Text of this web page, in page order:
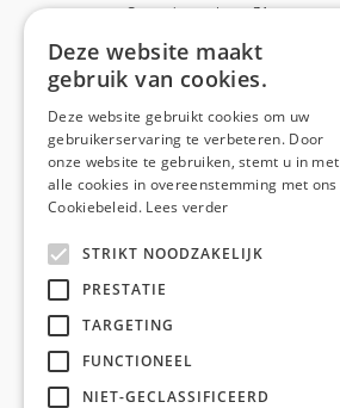
Capucienenlaan 31
Telefoon:0473 44 56 94
NAVIGATION
Home
Diensten
Realisaties
Deze website maakt
gebruik van cookies.
Deze website gebruikt cookies om uw
gebruikerservaring te verbeteren. Door
onze website te gebruiken, stemt u in met
alle cookies in overeenstemming met ons
Cookiebeleid. Lees verder
STRIKT NOODZAKELIJK
PRESTATIE
TARGETING
FUNCTIONEEL
NIET-GECLASSIFICEERD